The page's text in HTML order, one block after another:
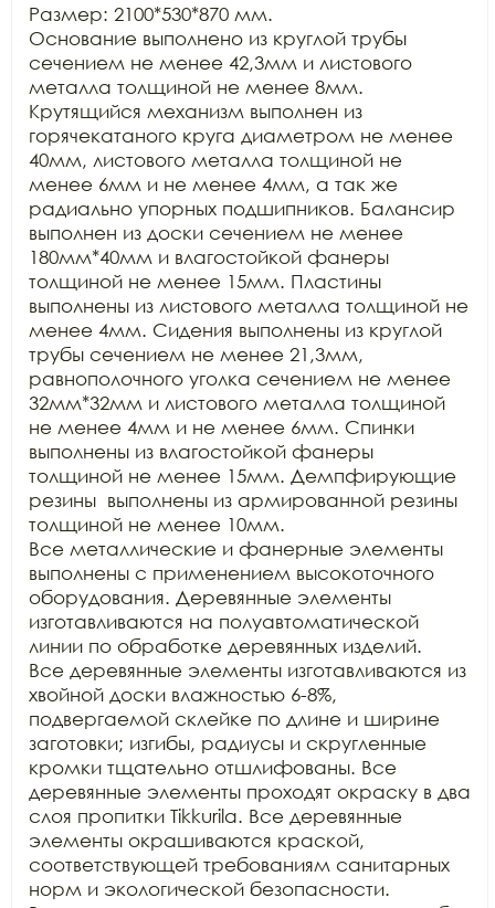
Размер: 2100*530*870 мм.
Основание выполнено из круглой трубы
сечением не менее 42,3мм и листового
металла толщиной не менее 8мм.
Крутящийся механизм выполнен из
горячекатаного круга диаметром не менее
40мм, листового металла толщиной не
менее 6мм и не менее 4мм, а так же
радиально упорных подшипников. Балансир
выполнен из доски сечением не менее
180мм*40мм и влагостойкой фанеры
толщиной не менее 15мм. Пластины
выполнены из листового металла толщиной не
менее 4мм. Сидения выполнены из круглой
трубы сечением не менее 21,3мм,
равнополочного уголка сечением не менее
32мм*32мм и листового металла толщиной
не менее 4мм и не менее 6мм. Спинки
выполнены из влагостойкой фанеры
толщиной не менее 15мм. Демпфирующие
резины  выполнены из армированной резины
толщиной не менее 10мм.
Все металлические и фанерные элементы
выполнены с применением высокоточного
оборудования. Деревянные элементы
изготавливаются на полуавтоматической
линии по обработке деревянных изделий.
Все деревянные элементы изготавливаются из
хвойной доски влажностью 6-8%,
подвергаемой склейке по длине и ширине
заготовки; изгибы, радиусы и скругленные
кромки тщательно отшлифованы. Все
деревянные элементы проходят окраску в два
слоя пропитки Tikkurila. Все деревянные
элементы окрашиваются краской,
соответствующей требованиям санитарных
норм и экологической безопасности.